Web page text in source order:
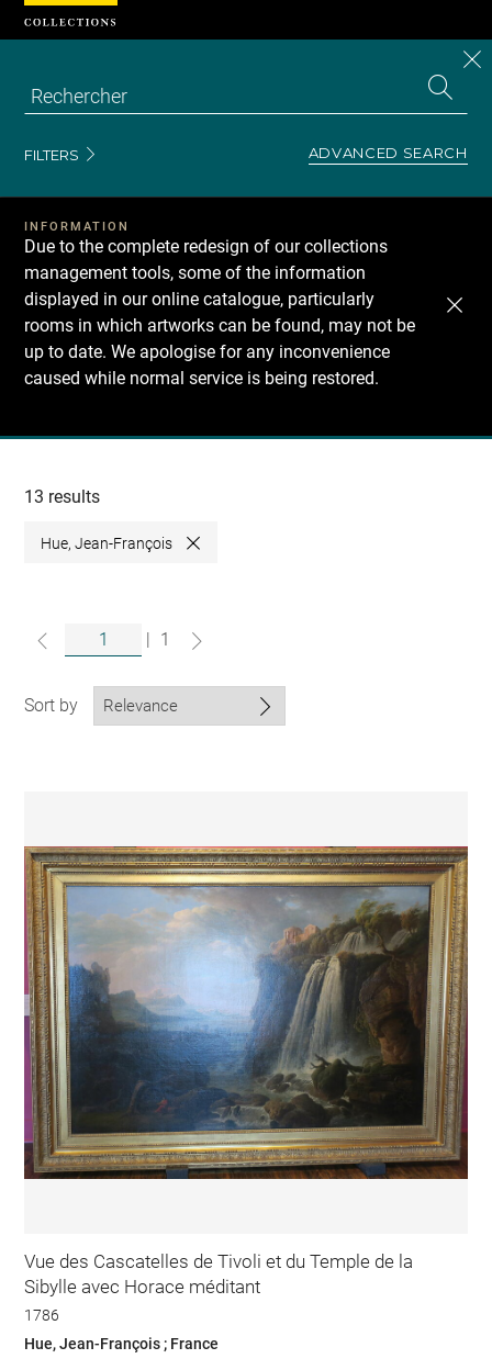
FILTERS ADVANCED SEARCH
INFORMATION
Due to the complete redesign of our collections
management tools, some of the information
displayed in our online catalogue, particularly
rooms in which artworks can be found, may not be
up to date. We apologise for any inconvenience
caused while normal service is being restored.
Recherche
collections
13 results
Hue, Jean-François Close
1
Sort by
Vue des Cascatelles de Tivoli et du Temple de la
Sibylle avec Horace méditant
1786
Hue, Jean-François ; France
Cookies management panel